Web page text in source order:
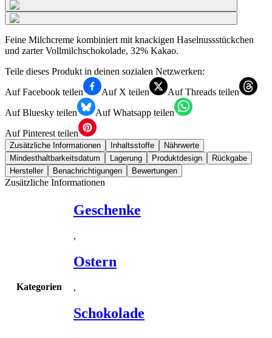
Feine Milchcreme kombiniert mit knackigen Haselnussstückchen
und zarter Vollmilchschokolade, 32% Kakao.
Teile dieses Produkt in deinen sozialen Netzwerken:
Auf Facebook teilen
Auf X teilen
Auf Threads teilen
Auf Bluesky teilen
Auf Whatsapp teilen
Auf Pinterest teilen
Zusätzliche Informationen Inhaltsstoffe
Nährwerte
Mindesthaltbarkeitsdatum
Lagerung Produktdesign
Rückgabe
Hersteller
Benachrichtigungen Bewertungen
Zusätzliche Informationen
Kategorien
Geschenke
,
Ostern
,
Schokolade